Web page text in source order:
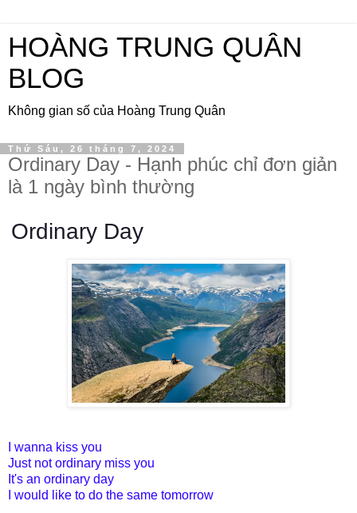
HOÀNG TRUNG QUÂN
BLOG
Không gian số của Hoàng Trung Quân
Thứ Sáu, 26 tháng 7, 2024
Ordinary Day - Hạnh phúc chỉ đơn giản
là 1 ngày bình thường
Ordinary Day
I wanna kiss you
Just not ordinary miss you
It's an ordinary day
I would like to do the same tomorrow